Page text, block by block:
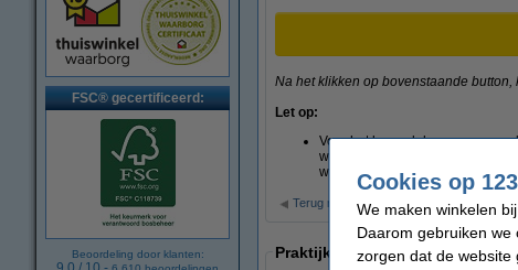
FSC® gecertificeerd:
Beoordeling door klanten:
Na het klikken op bovenstaande
Let op:
Voor het beoordelen van een
waarvan de verzegeling,
wij een artikel in deze staat in
Terug naar klantenservice
Praktijkvoorbeelden
Cookies op
We maken winkelen
Daarom gebruiken we
zorgen dat de website